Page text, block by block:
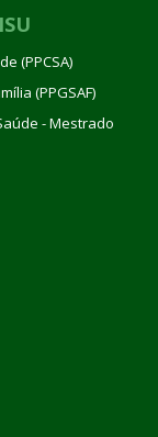
(PPCSA)
(PPGSAF)
- Mestrado